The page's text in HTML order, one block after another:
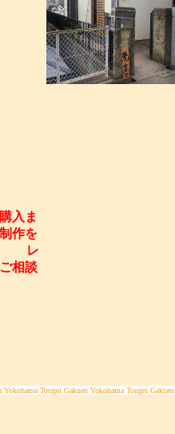
入ま
作を
レ
相談
Tougei Gakuen Yokohama Tougei Gakuen